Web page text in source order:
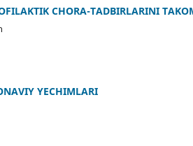
CHORA-TADBIRLARINI
YECHIMLARI